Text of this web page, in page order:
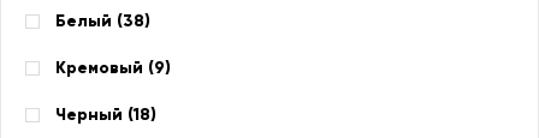
Белый (38)
Кремовый (9)
Черный (18)